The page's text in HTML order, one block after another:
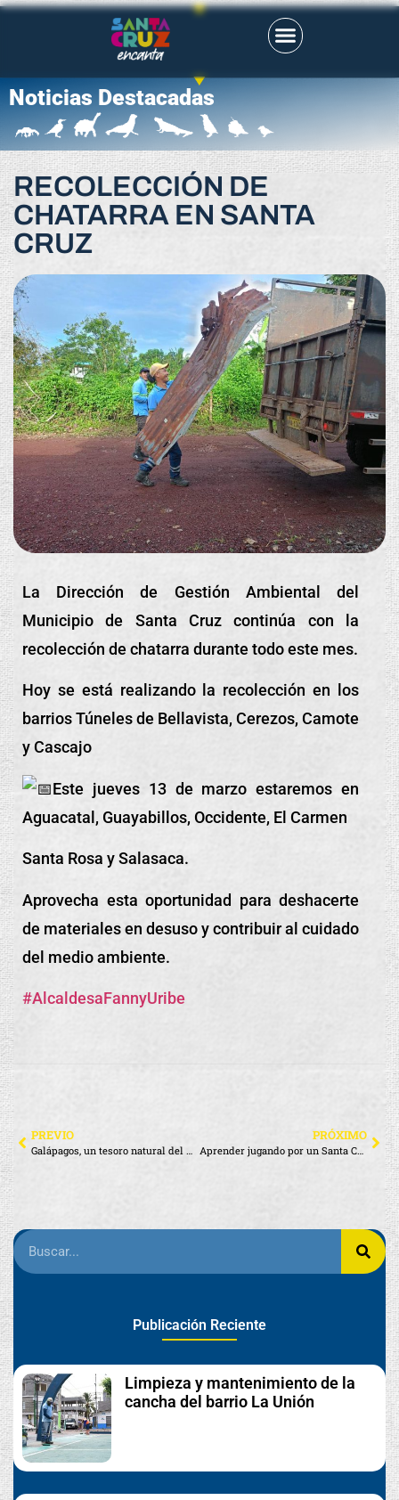
Noticias Destacadas
RECOLECCIÓN DE
CHATARRA EN SANTA
CRUZ
La Dirección de Gestión Ambiental del
Municipio de Santa Cruz continúa con la
recolección de chatarra durante todo este mes.
Hoy se está realizando la recolección en los
barrios Túneles de Bellavista, Cerezos, Camote
y Cascajo
Este jueves 13 de marzo estaremos en
Aguacatal, Guayabillos, Occidente, El Carmen
Santa Rosa y Salasaca.
Aprovecha esta oportunidad para deshacerte
de materiales en desuso y contribuir al cuidado
del medio ambiente.
#AlcaldesaFannyUribe
PREVIO
Galápagos, un tesoro natural del mundo
PRÓXIMO
Aprender jugando por un Santa Cruz más limpio y responsable
Publicación Reciente
Limpieza y mantenimiento de la
cancha del barrio La Unión